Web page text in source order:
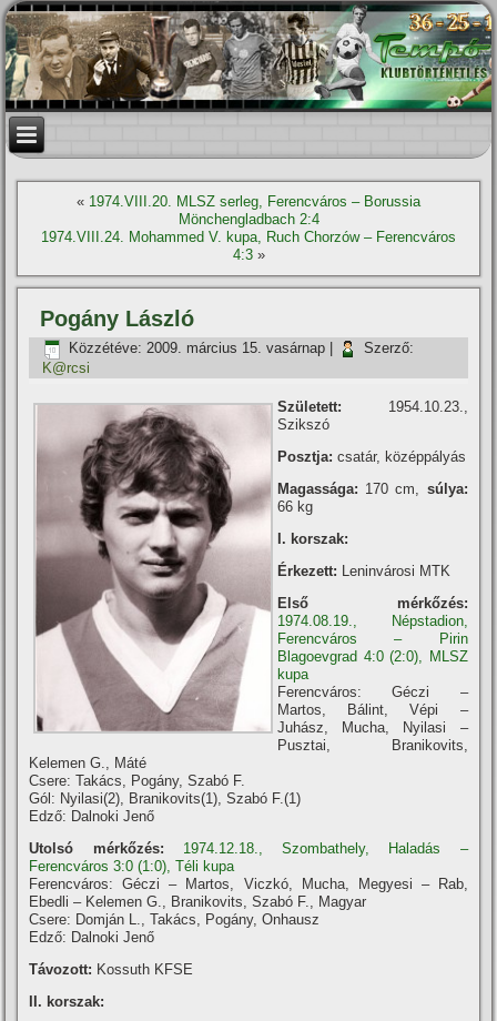
« 1974.VIII.20. MLSZ serleg, Ferencváros – Borussia
Mönchengladbach 2:4
1974.VIII.24. Mohammed V. kupa, Ruch Chorzów – Ferencváros
4:3»
Pogány László
Közzétéve: 2009. március 15. vasárnap
Szerző:
K@rcsi
Született: 1954.10.23.,
Szikszó
Posztja: csatár, középpályás
Magassága: 170 cm, súlya:
66 kg
I. korszak:
Érkezett: Leninvárosi MTK
Első mérkőzés:
1974.08.19., Népstadion,
Ferencváros – Pirin
Blagoevgrad 4:0 (2:0), MLSZ
kupa
Ferencváros: Géczi –
Martos, Bálint, Vépi –
Juhász, Mucha, Nyilasi –
Pusztai, Branikovits,
Kelemen G., Máté
Csere: Takács, Pogány, Szabó F.
Gól: Nyilasi(2), Branikovits(1), Szabó F.(1)
Edző: Dalnoki Jenő
Utolsó mérkőzés:
1974.12.18., Szombathely, Haladás –
Ferencváros 3:0 (1:0), Téli kupa
Ferencváros: Géczi – Martos, Viczkó, Mucha, Megyesi – Rab,
Ebedli – Kelemen G., Branikovits, Szabó F., Magyar
Csere: Domján L., Takács, Pogány, Onhausz
Edző: Dalnoki Jenő
Távozott: Kossuth KFSE
II. korszak: